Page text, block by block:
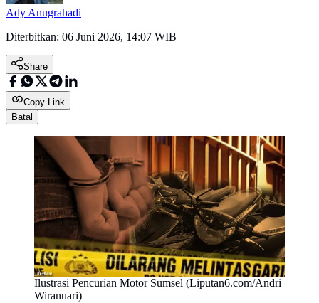
Ady Anugrahadi
Diterbitkan: 06 Juni 2026, 14:07 WIB
Share
Copy Link
Batal
Ilustrasi Pencurian Motor Sumsel (Liputan6.com/Andri
Wiranuari)